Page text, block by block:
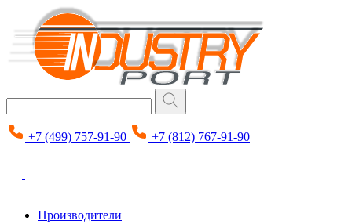
+7 (499) 757-91-90 +7 (812) 767-91-90
Производители